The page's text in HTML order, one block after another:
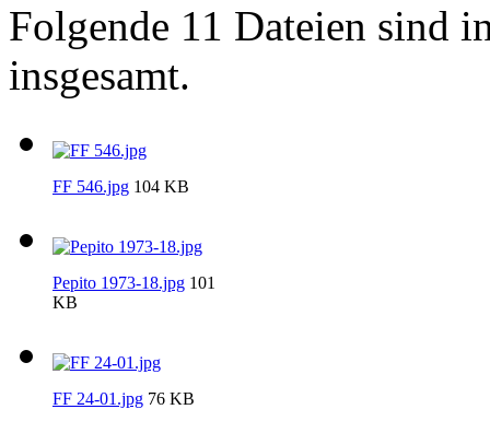
Folgende 11 Dateien sind
insgesamt.
FF 546.jpg 104 KB
Pepito 1973-18.jpg 101
KB
FF 24-01.jpg 76 KB